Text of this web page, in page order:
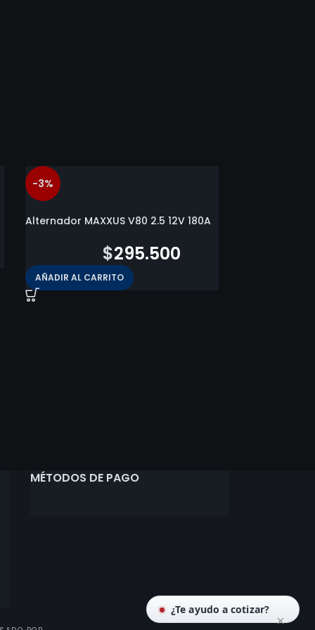
-3%
Alternador MAXXUS V80 2.5 12V 180A
$295.500
AÑADIR AL CARRITO
MÉTODOS DE PAGO
¿Te ayudo a cotizar?